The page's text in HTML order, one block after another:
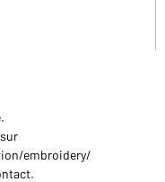
embroidery/